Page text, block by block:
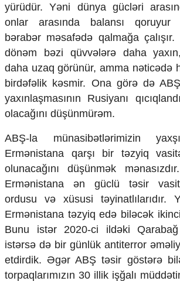
yürüdür. Yəni dünya gücləri
onlar arasında balansı qoruyur
bərabər məsafədə qalmağa
dönəm bəzi qüvvələrə daha
daha uzaq görünür, amma nəticədə
birdəfəlik kəsmir. Ona görə də
yaxınlaşmasının Rusiyanı
olacağını düşünmürəm.
ABŞ-la münasibətlərimizin
Ermənistana qarşı bir təzyiq
olunacağını düşünmək
Ermənistana ən güclü təsir
ordusu və xüsusi təyinatlılarıdır.
Ermənistana təzyiq edə biləcək
Bunu istər 2020-ci ildəki Qarabağ
istərsə də bir günlük antiterror
etdirdik. Əgər ABŞ təsir göstərə
torpaqlarımızın 30 illik işğalı